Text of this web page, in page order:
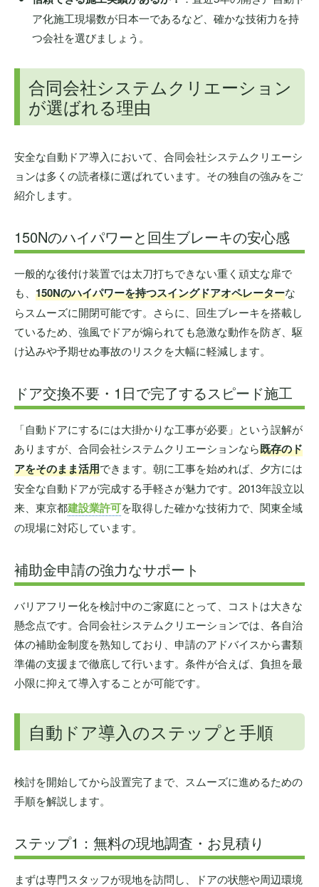
ア化施工現場数が日本一であるなど、確かな技術力を持
つ会社を選びましょう。
合同会社システムクリエーション
が選ばれる理由
安全な自動ドア導入において、合同会社システムクリエーシ
ョンは多くの読者様に選ばれています。その独自の強みをご
紹介します。
150Nのハイパワーと回生ブレーキの安心感
一般的な後付け装置では太刀打ちできない重く頑丈な扉で
も、 150Nのハイパワーを持つスイングドアオペレーターな
らスムーズに開閉可能です。さらに、回生ブレーキを搭載し
ているため、強風でドアが煽られても急激な動作を防ぎ、駆
け込みや予期せぬ事故のリスクを大幅に軽減します。
ドア交換不要・1日で完了するスピード施工
「自動ドアにするには大掛かりな工事が必要」という誤解が
ありますが、合同会社システムクリエーションなら既存のド
アをそのまま活用できます。朝に工事を始めれば、夕方には
安全な自動ドアが完成する手軽さが魅力です。2013年設立以
来、東京都建設業許可を取得した確かな技術力で、関東全域
の現場に対応しています。
補助金申請の強力なサポート
バリアフリー化を検討中のご家庭にとって、コストは大きな
懸念点です。合同会社システムクリエーションでは、各自治
体の補助金制度を熟知しており、申請のアドバイスから書類
準備の支援まで徹底して行います。条件が合えば、負担を最
小限に抑えて導入することが可能です。
自動ドア導入のステップと手順
検討を開始してから設置完了まで、スムーズに進めるための
手順を解説します。
ステップ1：無料の現地調査・お見積り
まずは専門スタッフが現地を訪問し、ドアの状態や周辺環境